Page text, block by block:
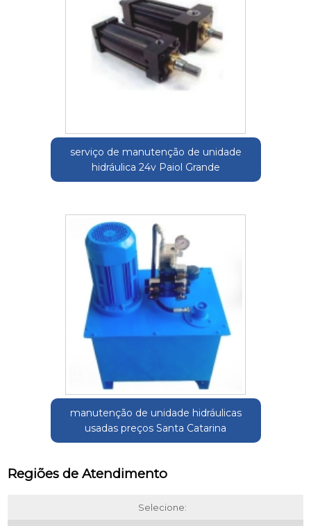
serviço de manutenção de unidade
hidráulica 24v Paiol Grande
manutenção de unidade hidráulicas
usadas preços Santa Catarina
Regiões de Atendimento
Selecione: